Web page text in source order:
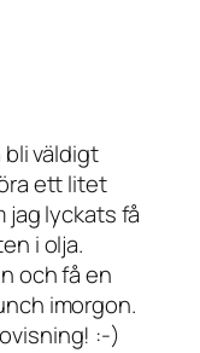
väldigt
ett litet
jag lyckats få
i olja.
och få en
imorgon.
:-)